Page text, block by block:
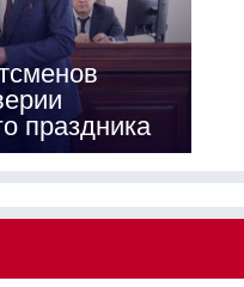
праздника